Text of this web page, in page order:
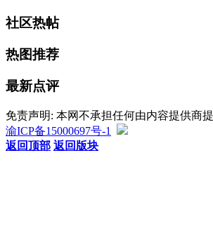
社区热帖
热图推荐
最新点评
免责声明: 本网不承担任何由内容提供商
渝ICP备15000697号-1
返回顶部 返回版块